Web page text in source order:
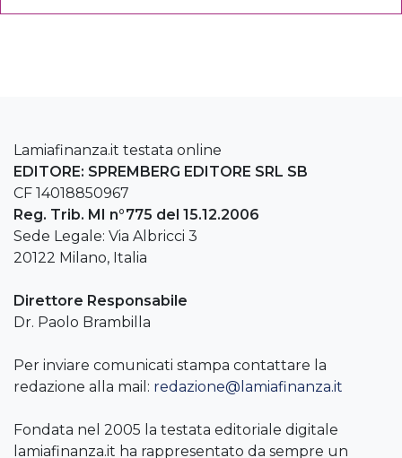
Lamiafinanza.it testata online
EDITORE: SPREMBERG EDITORE SRL SB
CF 14018850967
Reg. Trib. MI n°775 del 15.12.2006
Sede Legale: Via Albricci 3
20122 Milano, Italia
Direttore Responsabile
Dr. Paolo Brambilla
Per inviare comunicati stampa contattare la
redazione alla mail: redazione@lamiafinanza.it
Fondata nel 2005 la testata editoriale digitale
lamiafinanza.it ha rappresentato da sempre un